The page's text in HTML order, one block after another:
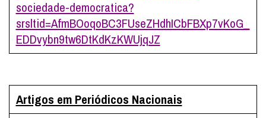
sociedade-democratica?
srsltid=AfmBOoqoBC3FUseZHdhICbFBXp7vKoG_
EDDvybn9tw6DtKdKzKWUjqJZ
Artigos em Periódicos Nacionais